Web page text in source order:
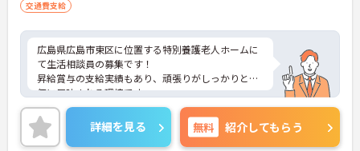
交通費支給
広島県広島市東区に位置する特別養護老人ホームに
て生活相談員の募集です！
昇給賞与の支給実績もあり、頑張りがしっかりと評
価に反映される環境です。
ご興味ある方には、面接対策ポイントなど、さらに
詳細をお話しいたしますのでお気軽にご相談くださ
い！
詳細を見る 無料 紹介してもらう